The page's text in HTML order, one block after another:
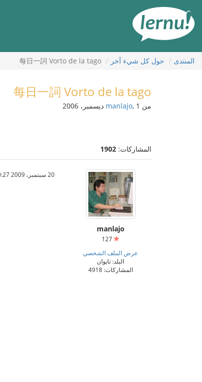
المحتويات
المنتدى حول كل شيء آخر 每日一詞 Vorto de la tago
每日一詞 Vorto de la tago
من manlajo, 1 ديسمبر، 2006
المشاركات: 1902
manlajo
127
عرض الملف الشخصي
البلد: تايوان
المشاركات: 4918
20 سبتمبر، 2009 3:20:27 ص